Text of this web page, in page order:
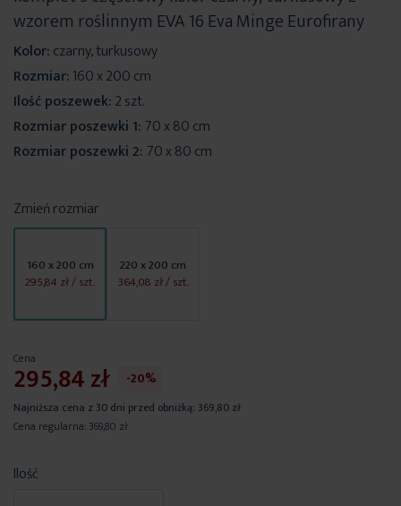
wzorem roślinnym EVA 16 Eva Minge Eurofirany
Kolor:czarny, turkusowy
Rozmiar:160 x 200 cm
Ilość poszewek:2 szt.
Rozmiar poszewki 1: 70 x 80 cm
Rozmiar poszewki 2: 70 x 80 cm
Zmień rozmiar
160 x 200 cm
295,84 zł/ szt.
220 x 200 cm
364,08 zł/ szt.
Ilość
Cena
295,84 zł -20%
Najniższa cena z 30 dni przed obniżką: 369,80 zł
Cena regularna: 369,80 zł